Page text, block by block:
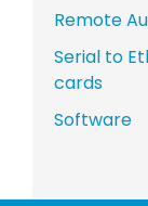
Remote
Serial to
cards
Software